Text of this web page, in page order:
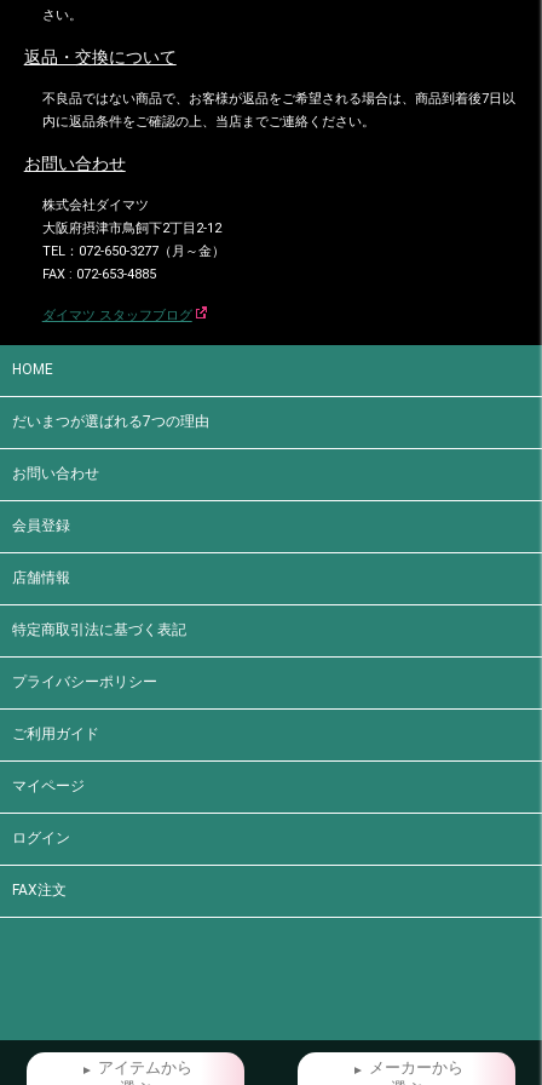
さい。
返品・交換について
不良品ではない商品で、お客様が返品をご希望される場合は、商品到着後7日以
内に返品条件をご確認の上、当店までご連絡ください。
お問い合わせ
株式会社ダイマツ
大阪府摂津市鳥飼下2丁目2-12
TEL：072-650-3277（月～金）
FAX : 072-653-4885
ダイマツ スタッフブログ
HOME
だいまつが選ばれる7つの理由
お問い合わせ
会員登録
店舗情報
特定商取引法に基づく表記
プライバシーポリシー
ご利用ガイド
マイページ
ログイン
FAX注文
アイテムから
メーカーから